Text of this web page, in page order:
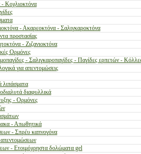
- Κοχλιοκτόνα
- Ακαρεοκτόνα - Σαλιγκαροκτόνα
προστασίας
- Ζιζανιοκτόνα
Ορμόνες
- Σαλιγκαροπαγίδες - Παγίδες ερπετών -
για απεντομώσεις
λιπάσματα
διαφυλλικά
- Ορμόνες
- Απωθητικά
- Σπρέυ καπνογόνα
- Ετοιμόχρηστα δολώματα gel